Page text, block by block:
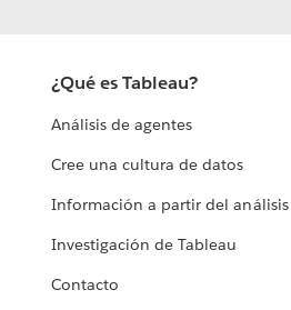
¿Qué es Tableau?
Análisis de agentes
Cree una cultura de datos
Información a partir del
Investigación de Tableau
Contacto